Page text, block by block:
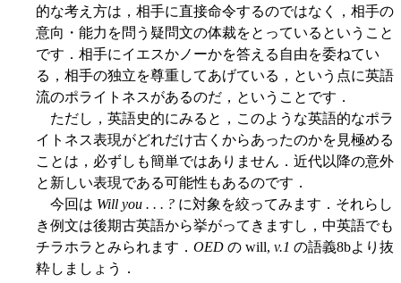
的な考え方は，相手に直接命令するのではなく，相手の
意向・能力を問う疑問文の体裁をとっているということ
です．相手にイエスかノーかを答える自由を委ねてい
る，相手の独立を尊重してあげている，という点に英語
流のポライトネスがあるのだ，ということです．
ただし，英語史的にみると，このような英語的なポラ
イトネス表現がどれだけ古くからあったのかを見極める
ことは，必ずしも簡単ではありません．近代以降の意外
と新しい表現である可能性もあるのです．
今回は Will you . . . ? に対象を絞ってみます．それらし
き例文は後期古英語から挙がってきますし，中英語でも
チラホラとみられます． OED の will, v.1 の語義8bより抜
粋しましょう．